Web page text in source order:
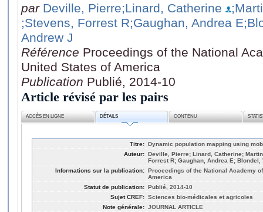
par Deville, Pierre;Linard, Catherine
;Stevens, Forrest R;Gaughan, Andrea E
Andrew J
Référence Proceedings of the National
United States of America
Publication Publié, 2014-10
Article révisé par les pairs
ACCÈS EN LIGNE DÉTAILS CONTENU
Titre: Dynamic population mapping using
Auteur: Deville, Pierre; Linard, Catherine;
Forrest R; Gaughan, Andrea E;
Informations sur la publication: Proceedings of the National Academy
America
Statut de publication: Publié, 2014-10
Sujet CREF: Sciences bio-médicales et agricoles
Note générale: JOURNAL ARTICLE